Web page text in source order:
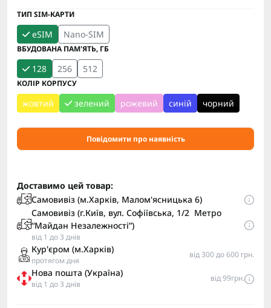
ТИП SIM-КАРТИ
eSIM Nano-SIM
ВБУДОВАНА ПАМ'ЯТЬ, ГБ
128 256 512
КОЛІР КОРПУСУ
жовтий зелений рожевий синій чорний
Повідомити про наявність
Доставимо цей товар:
Самовивіз (м.Харків, Малом'ясницька 6)
Самовивіз (г.Київ, вул. Софіївська, 1/2 Метро
“Майдан Незалежності”)
від 1 до 3 днів
Кур'єром (м.Харків)
протягом дня
від 300 до 600 грн.
Нова пошта (Україна)
від 1 до 3 днів
від 99грн.